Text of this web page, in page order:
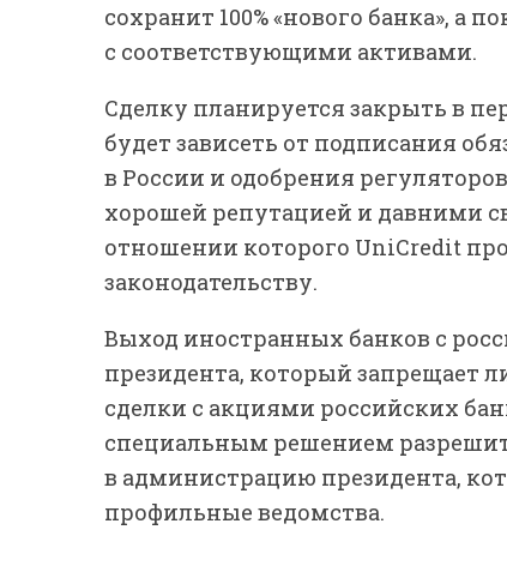
сохранит 100% «нового банка», а
с соответствующими активами.
Сделку планируется закрыть в
будет зависеть от подписания
в России и одобрения
хорошей репутацией и давними
отношении которого UniCredit
законодательству.
Выход иностранных банков с
президента, который запрещает
сделки с акциями российских
специальным решением
в администрацию президента,
профильные ведомства.